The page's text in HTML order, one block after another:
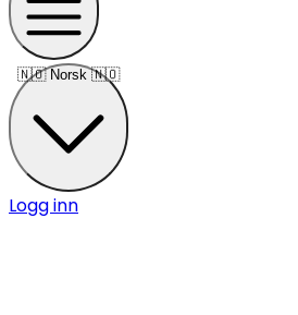
🇳🇴 Norsk 🇳🇴
Logg inn